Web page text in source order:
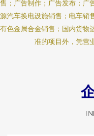
售；广告制作；广告发布；广
源汽车换电设施销售；电车销
有色金属合金销售；国内货物
准的项目外，凭营